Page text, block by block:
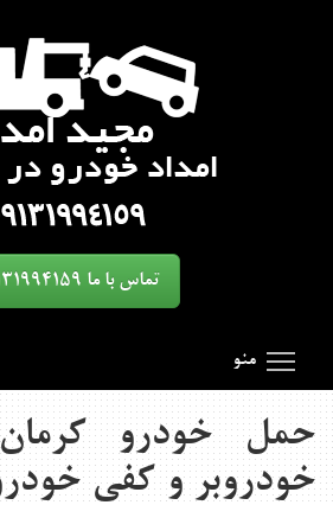
تماس با ما 09131994159
Search Results for 'toggle'
منو
حمل خودرو
خودروبر و کفی